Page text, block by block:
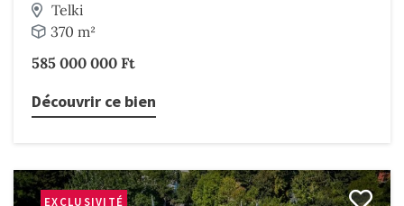
Telki
370 m²
585 000 000 Ft
Découvrir ce bien
EXCLUSIVITÉ